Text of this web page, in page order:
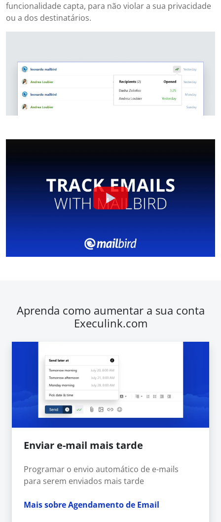
funcionalidade capta, para não violar a sua privacidade
ou a dos destinatários.
Aprenda como aumentar a sua conta
Execulink.com
Enviar e-mail mais tarde
Programar o envio automático de e-mails
para serem enviados mais tarde
Mais sobre Agendamento de Email